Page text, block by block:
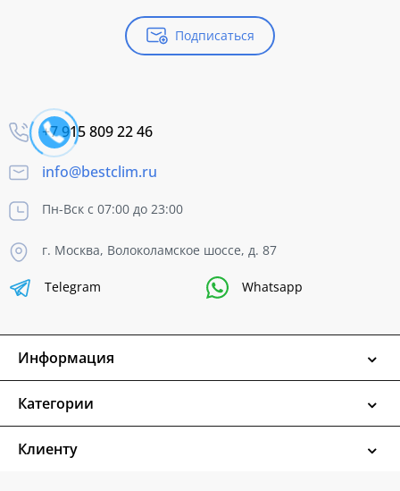
Подписаться
+7 915 809 22 46
info@bestclim.ru
Пн-Вск с 07:00 до 23:00
г. Москва, Волоколамское шоссе, д. 87
Telegram Whatsapp
Информация
Категории
Клиенту